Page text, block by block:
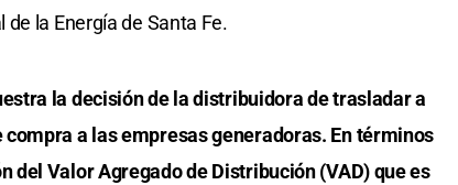
la Energía de Santa Fe.
la decisión de la distribuidora de trasladar a
a las empresas generadoras. En términos
del Valor Agregado de Distribución (VAD) que es